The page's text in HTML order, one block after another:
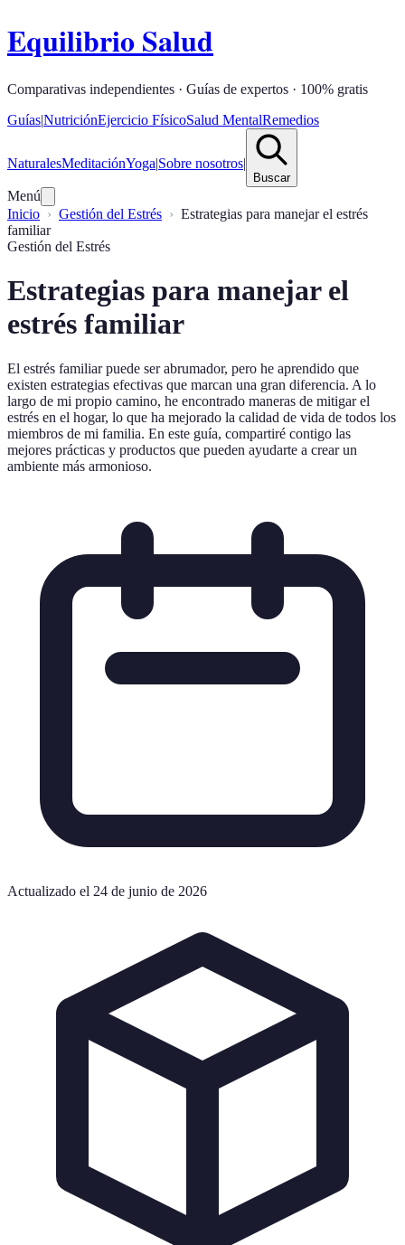
Equilibrio Salud
Comparativas independientes · Guías de expertos · 100% gratis
Guías|NutriciónEjercicio FísicoSalud MentalRemedios
NaturalesMeditaciónYoga|Sobre nosotros|
Buscar
Menú
Inicio
Gestión del Estrés
Estrategias para manejar el estrés
familiar
Gestión del Estrés
Estrategias para manejar el
estrés familiar
El estrés familiar puede ser abrumador, pero he aprendido que
existen estrategias efectivas que marcan una gran diferencia. A lo
largo de mi propio camino, he encontrado maneras de mitigar el
estrés en el hogar, lo que ha mejorado la calidad de vida de todos los
miembros de mi familia. En este guía, compartiré contigo las
mejores prácticas y productos que pueden ayudarte a crear un
ambiente más armonioso.
Actualizado el 24 de junio de 2026